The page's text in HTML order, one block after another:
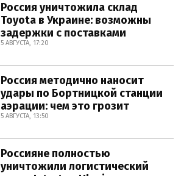
Россия уничтожила склад
Toyota в Украине: возможны
задержки с поставками
5 АВГУСТА, 17:20
Россия методично наносит
удары по Бортницкой станции
аэрации: чем это грозит
5 АВГУСТА, 13:50
Россияне полностью
уничтожили логистический